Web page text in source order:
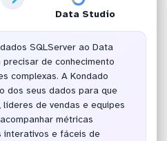
Data Studio
SQLServer ao Data
de conhecimento
complexas. A Kondado
dos seus dados para que
de vendas e equipes
métricas
interativos e fáceis de